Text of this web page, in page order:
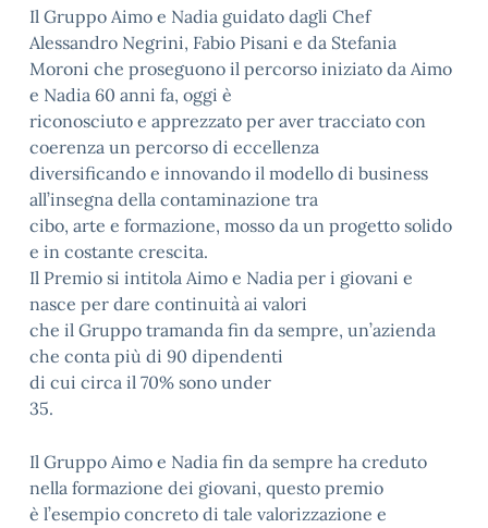
Il Gruppo Aimo e Nadia guidato dagli Chef
Alessandro Negrini, Fabio Pisani e da Stefania
Moroni che proseguono il percorso iniziato da Aimo
e Nadia 60 anni fa, oggi è
riconosciuto e apprezzato per aver tracciato con
coerenza un percorso di eccellenza
diversificando e innovando il modello di business
all’insegna della contaminazione tra
cibo, arte e formazione, mosso da un progetto solido
e in costante crescita.
Il Premio si intitola Aimo e Nadia per i giovani e
nasce per dare continuità ai valori
che il Gruppo tramanda fin da sempre, un’azienda
che conta più di 90 dipendenti
di cui circa il 70% sono under
35.
Il Gruppo Aimo e Nadia fin da sempre ha creduto
nella formazione dei giovani, questo premio
è l’esempio concreto di tale valorizzazione e